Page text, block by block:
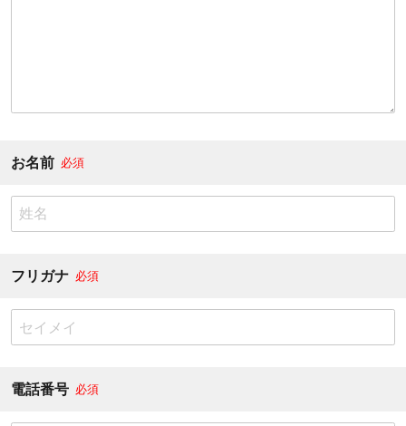
お名前 必須
フリガナ 必須
電話番号 必須